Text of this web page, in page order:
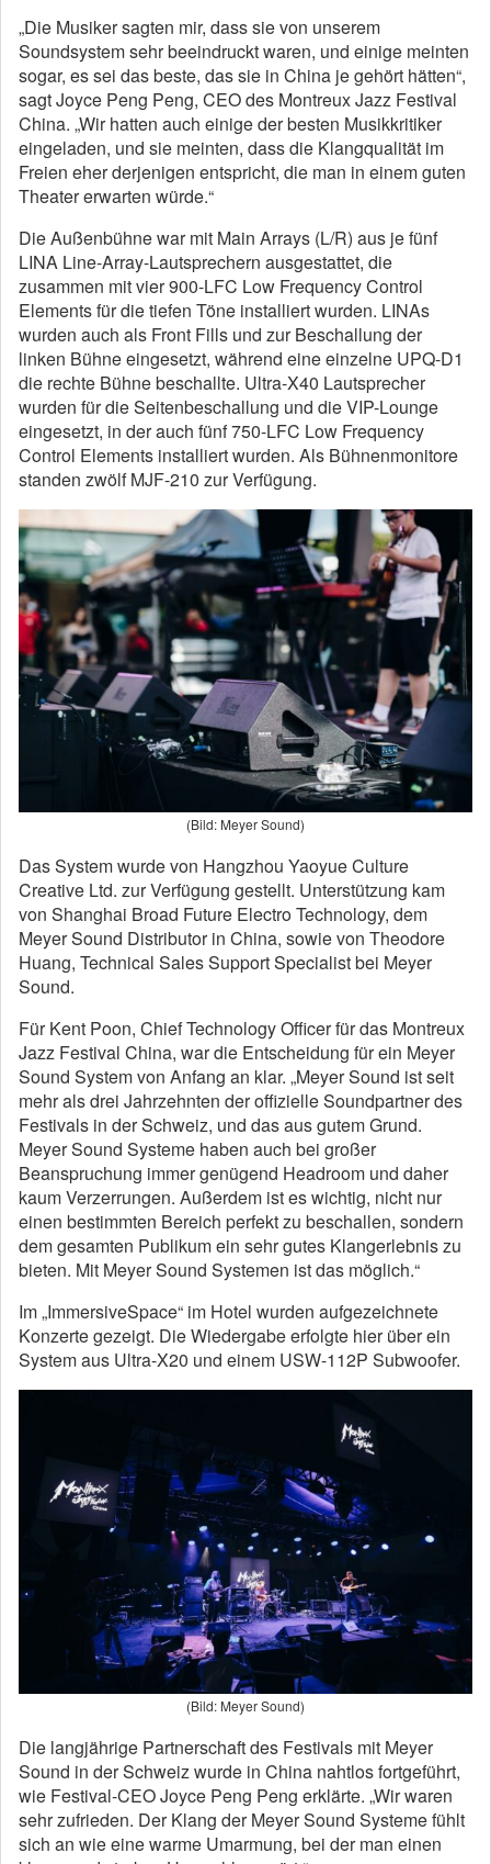
„Die Musiker sagten mir, dass sie von unserem
Soundsystem sehr beeindruckt waren, und einige meinten
sogar, es sei das beste, das sie in China je gehört hätten“,
sagt Joyce Peng Peng, CEO des Montreux Jazz Festival
China. „Wir hatten auch einige der besten Musikkritiker
eingeladen, und sie meinten, dass die Klangqualität im
Freien eher derjenigen entspricht, die man in einem guten
Theater erwarten würde.“
Die Außenbühne war mit Main Arrays (L/R) aus je fünf
LINA Line-Array-Lautsprechern ausgestattet, die
zusammen mit vier 900-LFC Low Frequency Control
Elements für die tiefen Töne installiert wurden. LINAs
wurden auch als Front Fills und zur Beschallung der
linken Bühne eingesetzt, während eine einzelne UPQ-D1
die rechte Bühne beschallte. Ultra-X40 Lautsprecher
wurden für die Seitenbeschallung und die VIP-Lounge
eingesetzt, in der auch fünf 750-LFC Low Frequency
Control Elements installiert wurden. Als Bühnenmonitore
standen zwölf MJF-210 zur Verfügung.
(Bild: Meyer Sound)
Das System wurde von Hangzhou Yaoyue Culture
Creative Ltd. zur Verfügung gestellt. Unterstützung kam
von Shanghai Broad Future Electro Technology, dem
Meyer Sound Distributor in China, sowie von Theodore
Huang, Technical Sales Support Specialist bei Meyer
Sound.
Für Kent Poon, Chief Technology Officer für das Montreux
Jazz Festival China, war die Entscheidung für ein Meyer
Sound System von Anfang an klar. „Meyer Sound ist seit
mehr als drei Jahrzehnten der offizielle Soundpartner des
Festivals in der Schweiz, und das aus gutem Grund.
Meyer Sound Systeme haben auch bei großer
Beanspruchung immer genügend Headroom und daher
kaum Verzerrungen. Außerdem ist es wichtig, nicht nur
einen bestimmten Bereich perfekt zu beschallen, sondern
dem gesamten Publikum ein sehr gutes Klangerlebnis zu
bieten. Mit Meyer Sound Systemen ist das möglich.“
Im „ImmersiveSpace“ im Hotel wurden aufgezeichnete
Konzerte gezeigt. Die Wiedergabe erfolgte hier über ein
System aus Ultra-X20 und einem USW-112P Subwoofer.
(Bild: Meyer Sound)
Die langjährige Partnerschaft des Festivals mit Meyer
Sound in der Schweiz wurde in China nahtlos fortgeführt,
wie Festival-CEO Joyce Peng Peng erklärte. „Wir waren
sehr zufrieden. Der Klang der Meyer Sound Systeme fühlt
sich an wie eine warme Umarmung, bei der man einen